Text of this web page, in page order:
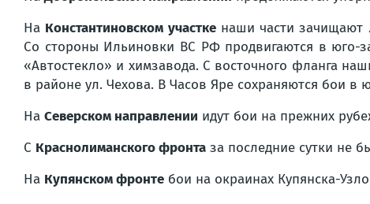
На Константиновском участкенаши части зачищают
Со стороны Ильиновки ВС РФ продвигаются в юго-
«Автостекло» и химзавода. С восточного фланга
в районе ул. Чехова. В Часов Яре сохраняются бои в
На Северском направлении идут бои на прежних
С Краснолиманского фронта за последние сутки не
На Купянском фронте бои на окраинах Купянска-